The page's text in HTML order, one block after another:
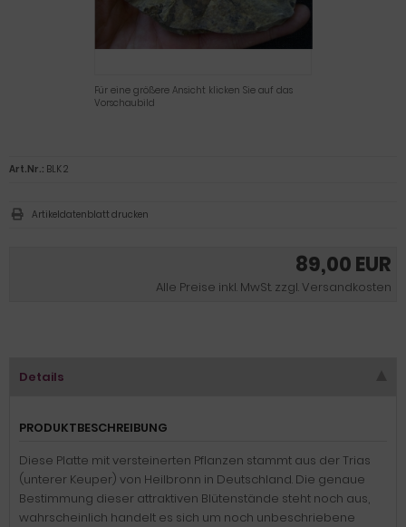
Für eine größere Ansicht klicken Sie auf das
Vorschaubild
89,00 EUR
Alle Preise inkl. MwSt. zzgl. Versandkosten
Art.Nr.: BLK 2
Artikeldatenblatt drucken
Details
PRODUKTBESCHREIBUNG
Diese Platte mit versteinerten Pflanzen stammt aus der Trias
(unterer Keuper) von Heilbronn in Deutschland. Die genaue
Bestimmung dieser attraktiven Blütenstände steht noch aus,
wahrscheinlich handelt es sich um noch unbeschriebene